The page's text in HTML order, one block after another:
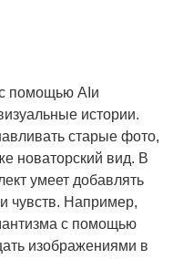
помощью AIи
истории.
старые фото,
новаторский вид. В
умеет добавлять
чувств. Например,
с помощью
изображениями в